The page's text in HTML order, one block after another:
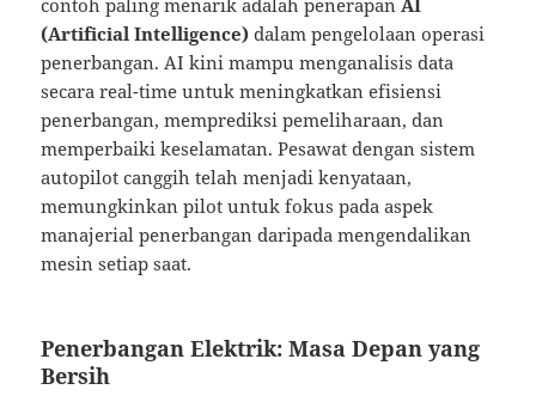
contoh paling menarik adalah penerapanAI
(Artificial Intelligence) dalam pengelolaan operasi
penerbangan. AI kini mampu menganalisis data
secara real-time untuk meningkatkan efisiensi
penerbangan, memprediksi pemeliharaan, dan
memperbaiki keselamatan. Pesawat dengan sistem
autopilot canggih telah menjadi kenyataan,
memungkinkan pilot untuk fokus pada aspek
manajerial penerbangan daripada mengendalikan
mesin setiap saat.
Penerbangan Elektrik: Masa Depan yang
Bersih